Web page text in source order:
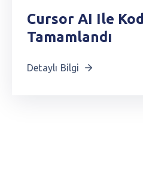
Cursor AI Ile
Tamamlandı
Detaylı Bilgi